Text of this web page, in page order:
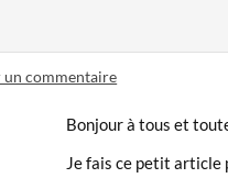
un commentaire
Bonjour à tous et
Je fais ce petit article